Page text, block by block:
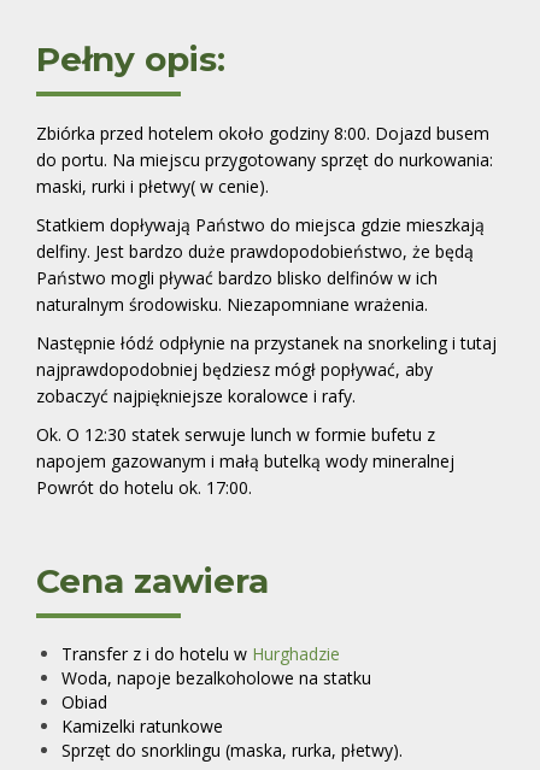
Pełny opis:
Zbiórka przed hotelem około godziny 8:00. Dojazd busem
do portu. Na miejscu przygotowany sprzęt do nurkowania:
maski, rurki i płetwy( w cenie).
Statkiem dopływają Państwo do miejsca gdzie mieszkają
delfiny. Jest bardzo duże prawdopodobieństwo, że będą
Państwo mogli pływać bardzo blisko delfinów w ich
naturalnym środowisku. Niezapomniane wrażenia.
Następnie łódź odpłynie na przystanek na snorkeling i tutaj
najprawdopodobniej będziesz mógł popływać, aby
zobaczyć najpiękniejsze koralowce i rafy.
Ok. O 12:30 statek serwuje lunch w formie bufetu z
napojem gazowanym i małą butelką wody mineralnej
Powrót do hotelu ok. 17:00.
Cena zawiera
Transfer z i do hotelu w Hurghadzie
Woda, napoje bezalkoholowe na statku
Obiad
Kamizelki ratunkowe
Sprzęt do snorklingu (maska, rurka, płetwy).